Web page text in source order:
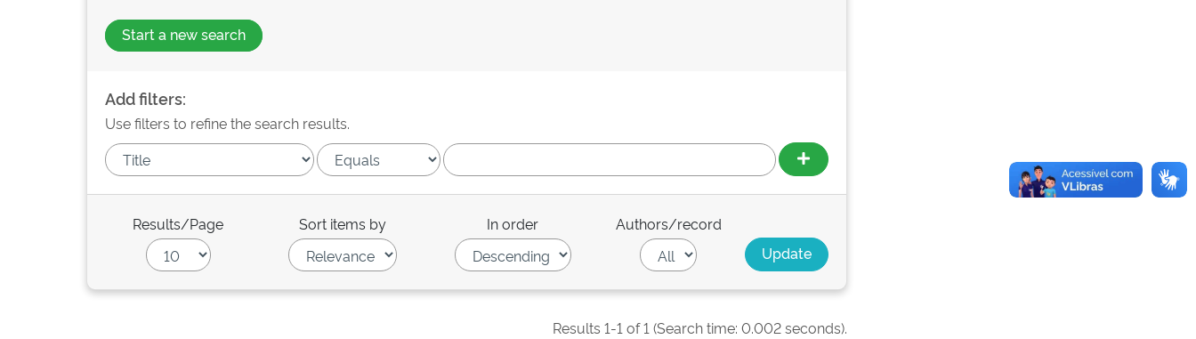
Start a new search
Add filters:
Use filters to refine the search results.
Results/Page Sort items by In order Authors/record
Results 1-1 of 1 (Search time: 0.002 seconds).